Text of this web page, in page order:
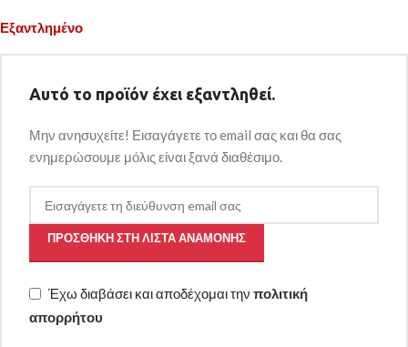
Εξαντλημένο
Αυτό το προϊόν έχει εξαντληθεί.
Μην ανησυχείτε! Εισαγάγετε το email σας και θα σας
ενημερώσουμε μόλις είναι ξανά διαθέσιμο.
ΠΡΟΣΘΉΚΗ ΣΤΗ ΛΊΣΤΑ ΑΝΑΜΟΝΉΣ
Έχω διαβάσει και αποδέχομαι την πολιτική
απορρήτου